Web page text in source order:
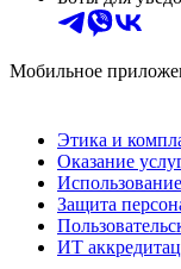
Мобильное
Этика и
Оказание
Защита
ИТ